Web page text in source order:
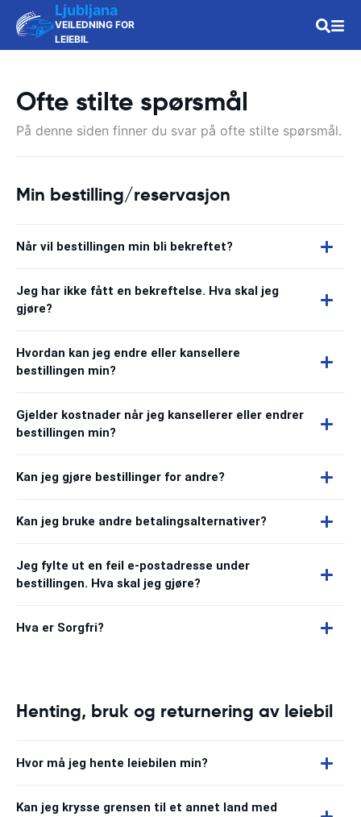
Ljubljana
VEILEDNING FOR
LEIEBIL
Ofte stilte spørsmål
På denne siden finner du svar på ofte stilte spørsmål.
Min bestilling/reservasjon
Når vil bestillingen min bli bekreftet?
Jeg har ikke fått en bekreftelse. Hva skal jeg
gjøre?
Hvordan kan jeg endre eller kansellere
bestillingen min?
Gjelder kostnader når jeg kansellerer eller endrer
bestillingen min?
Kan jeg gjøre bestillinger for andre?
Kan jeg bruke andre betalingsalternativer?
Jeg fylte ut en feil e-postadresse under
bestillingen. Hva skal jeg gjøre?
Hva er Sorgfri?
Henting, bruk og returnering av leiebil
Hvor må jeg hente leiebilen min?
Kan jeg krysse grensen til et annet land med